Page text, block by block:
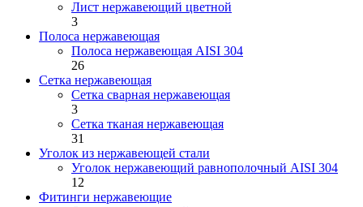
Лист нержавеющий цветной
3
Полоса нержавеющая
Полоса нержавеющая AISI 304
26
Сетка нержавеющая
Сетка сварная нержавеющая
3
Сетка тканая нержавеющая
31
Уголок из нержавеющей стали
Уголок нержавеющий равнополочный AISI 304
12
Фитинги нержавеющие